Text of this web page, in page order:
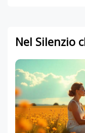
Nel Silenzio